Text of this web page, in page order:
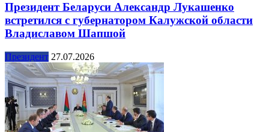
Президент Беларуси Александр Лукашенко
встретился с губернатором Калужской области
Владиславом Шапшой
Президент 27.07.2026